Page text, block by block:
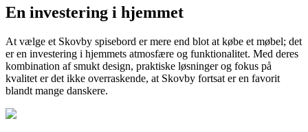
En investering i hjemmet
At vælge et Skovby spisebord er mere end blot at købe et møbel; det
er en investering i hjemmets atmosfære og funktionalitet. Med deres
kombination af smukt design, praktiske løsninger og fokus på
kvalitet er det ikke overraskende, at Skovby fortsat er en favorit
blandt mange danskere.